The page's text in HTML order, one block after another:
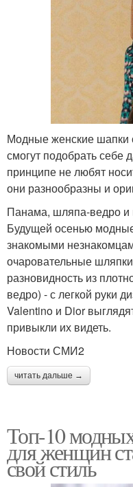
Модные женские
смогут подобрать себе
принципе не любят
они разнообразны и
Панама, шляпа-ведро
Будущей осенью
знакомыми
очаровательные
разновидность из
ведро) - с легкой руки
Valentino и Dior
привыкли их видеть.
Новости СМИ2
читать дальше →
Топ-10
для женщин
свой стиль